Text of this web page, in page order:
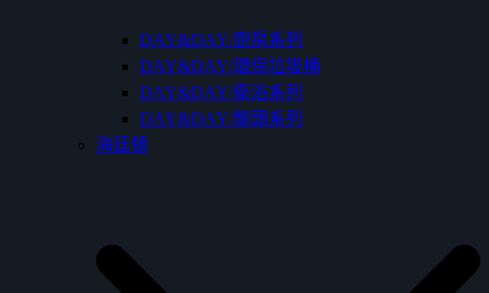
DAY&DAY/廚房系列
DAY&DAY/環保垃圾桶
DAY&DAY/衛浴系列
DAY&DAY/龍頭系列
海廷頓